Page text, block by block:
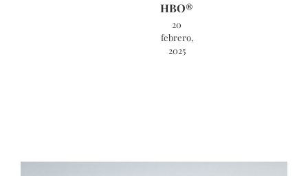
HBO®
20
febrero,
2025